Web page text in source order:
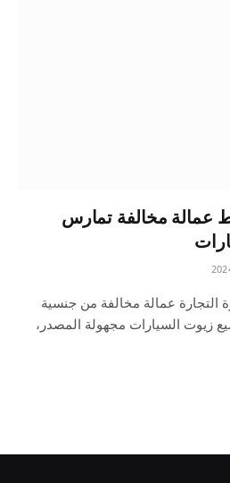
عمالة مخالفة تمارس
التجارة عمالة مخالفة من جنسية
زيوت السيارات مجهولة المصدر،